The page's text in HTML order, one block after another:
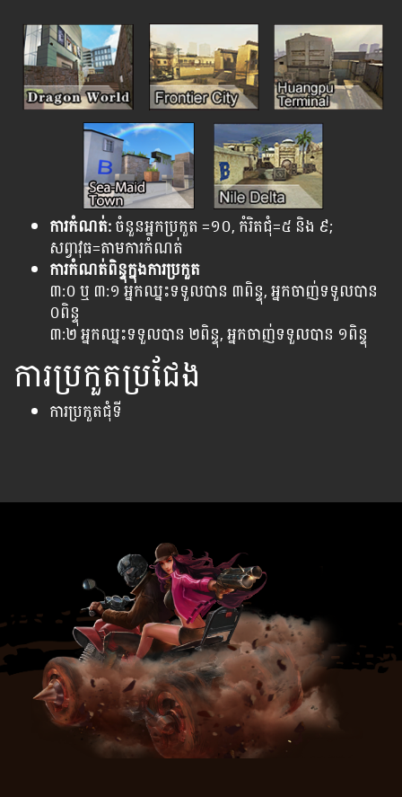
ការកំណត់:ចំនួនអ្នកប្រកួត =១០, កំរិតជុំ=៥ និង​ ៩;
សព្វាវុធ=តាមការកំណត់
ការកំណត់ពិន្ទុក្នុងការប្រកួត
៣:០ ឬ ៣:១ អ្នកឈ្នះទទួលបាន ៣ពិន្ទុ, អ្នកចាញ់ទទួលបាន
០ពិន្ទុ
៣:២ អ្នកឈ្នះទទួលបាន ២ពិន្ទុ, អ្នកចាញ់ទទួលបាន ១ពិន្ទុ
ការប្រកួតប្រជែង
ការប្រកួតជុំទី